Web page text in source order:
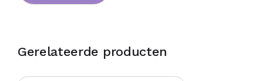
Gerelateerde producten